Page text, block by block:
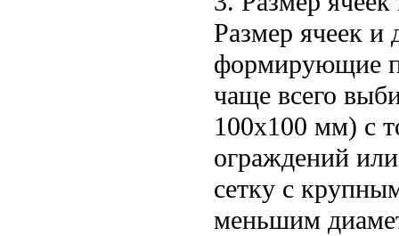
Размер ячеек и
формирующие
чаще всего
100x100 мм) с
ограждений
сетку с
меньшим